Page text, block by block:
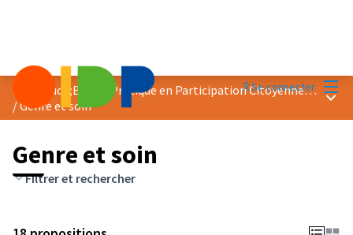
Se connecter
Prix &quot;Bonne Pratique en Participation Citoyenne&quot; 2024
/Genre et soin
Genre et soin
Filtrer et rechercher